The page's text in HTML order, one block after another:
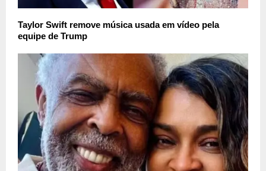
Taylor Swift remove música usada em vídeo pela
equipe de Trump